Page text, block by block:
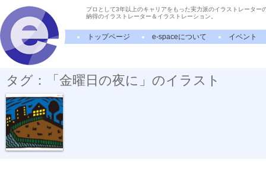
プロとして3年以上のキャリアをもった実力派のイラストレーター
納得のイラストレーター＆イラストレーション。
トップページ e-spaceについて イベント
タグ：「金曜日の夜に」のイラスト
金曜日の夜に